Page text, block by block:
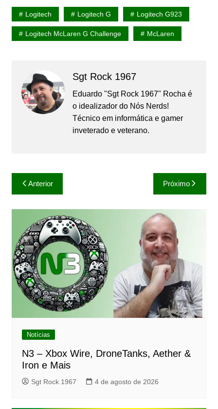
Logitech Logitech G Logitech G923
Logitech McLaren G Challenge McLaren
Sgt Rock 1967
Eduardo "Sgt Rock 1967" Rocha é
o idealizador do Nós Nerds!
Técnico em informática e gamer
inveterado e veterano.
Navegação
de
Post
Anterior Próximo
Notícias
N3 – Xbox Wire, DroneTanks, Aether &
Iron e Mais
Sgt Rock 1967 4 de agosto de 2026